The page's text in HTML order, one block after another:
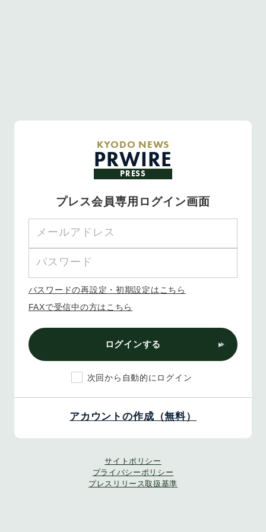
KYODO NEWS
PRWIRE
PRESS
プレス会員専用ログイン画面
パスワードの再設定・初期設定はこちら
FAXで受信中の方はこちら
ログインする
次回から自動的にログイン
アカウントの作成（無料）
サイトポリシー
プライバシーポリシー
プレスリリース取扱基準